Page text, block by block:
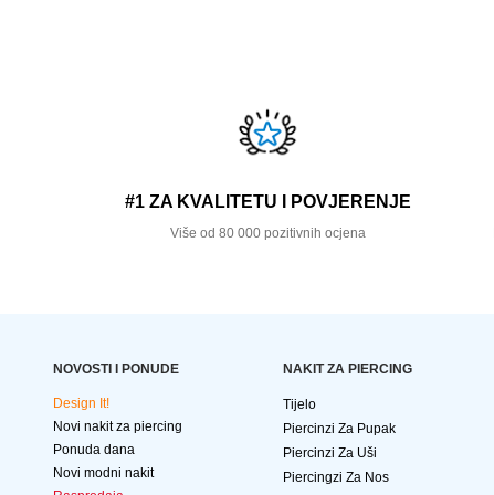
#1 ZA KVALITETU I POVJERENJE
Više od 80 000 pozitivnih ocjena
NOVOSTI I PONUDE
Design It!
Novi nakit za piercing
Ponuda dana
Novi modni nakit
NAKIT ZA PIERCING
Tijelo
Piercinzi Za Pupak
Piercinzi Za Uši
Piercingzi Za Nos